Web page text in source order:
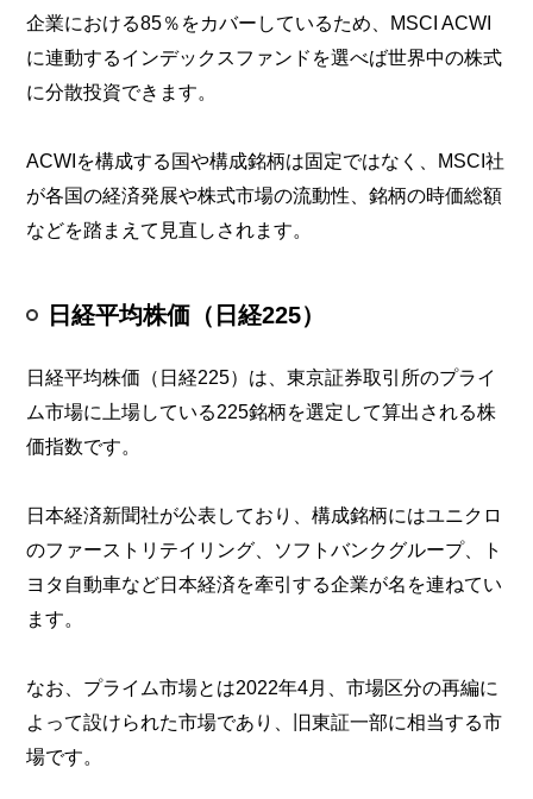
企業における85％をカバーしているため、MSCI ACWI
に連動するインデックスファンドを選べば世界中の株式
に分散投資できます。
ACWIを構成する国や構成銘柄は固定ではなく、MSCI社
が各国の経済発展や株式市場の流動性、銘柄の時価総額
などを踏まえて見直しされます。
日経平均株価（日経225）
日経平均株価（日経225）は、東京証券取引所のプライ
ム市場に上場している225銘柄を選定して算出される株
価指数です。
日本経済新聞社が公表しており、構成銘柄にはユニクロ
のファーストリテイリング、ソフトバンクグループ、ト
ヨタ自動車など日本経済を牽引する企業が名を連ねてい
ます。
なお、プライム市場とは2022年4月、市場区分の再編に
よって設けられた市場であり、旧東証一部に相当する市
場です。